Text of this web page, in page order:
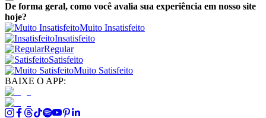
De forma geral, como você avalia sua experiência em nosso site
hoje?
Muito Insatisfeito
Insatisfeito
Regular
Satisfeito
Muito Satisfeito
BAIXE O APP: